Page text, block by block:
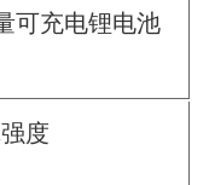
可充电锂电池
度